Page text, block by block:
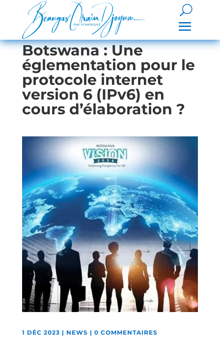
Botswana : Une
églementation pour le
protocole internet
version 6 (IPv6) en
cours d’élaboration ?
1 DÉC 2023 | NEWS | 0 COMMENTAIRES